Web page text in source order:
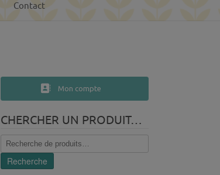
Contact
Mon compte
CHERCHER UN PRODUIT…
Recherche
pour :
Recherche